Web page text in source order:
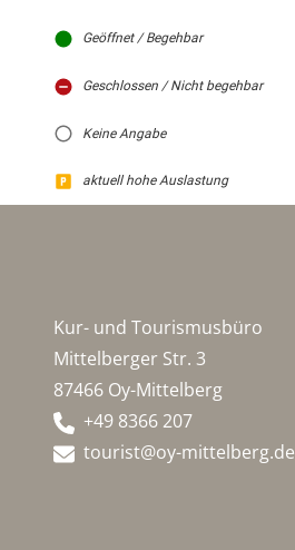
Geöffnet / Begehbar
Geschlossen / Nicht begehbar
Keine Angabe
aktuell hohe Auslastung
Kur- und Tourismusbüro
Mittelberger Str. 3
87466 Oy-Mittelberg
+49 8366 207
tourist@oy-mittelberg.de